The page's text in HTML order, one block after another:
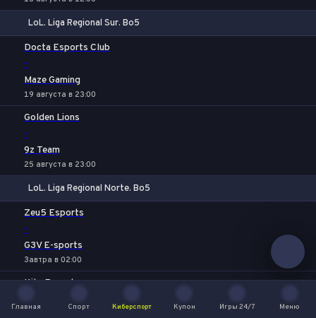
LoL. Liga Regional Sur. Bo5
Docta Esports Club
-
Maze Gaming
19 августа в 23:00
Golden Lions
-
9z Team
25 августа в 23:00
LoL. Liga Regional Norte. Bo5
Zeu5 Esports
-
G3V E-sports
Завтра в 02:00
Kits Esports
-
Главная
Спорт
Киберспорт
Купон
Игры 24/7
Меню